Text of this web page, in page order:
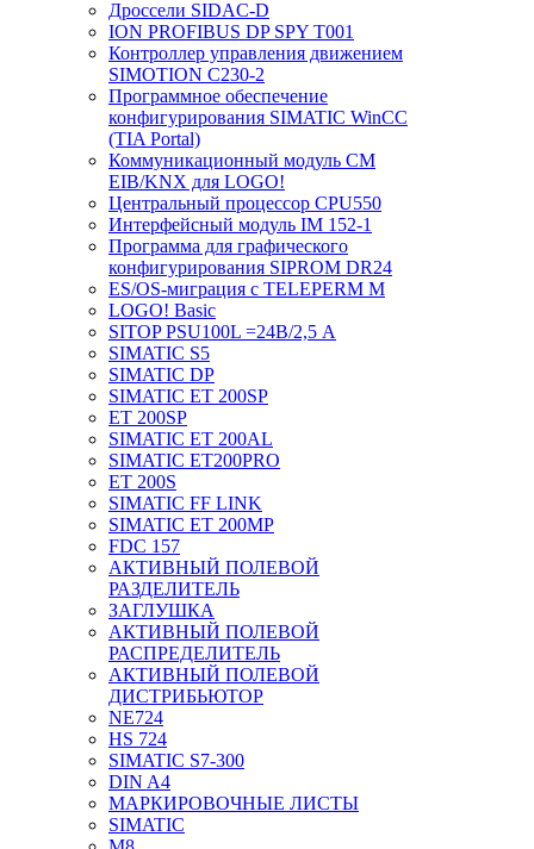
Дроссели SIDAC-D
ION PROFIBUS DP SPY T001
Контроллер управления движением
SIMOTION C230-2
Программное обеспечение
конфигурирования SIMATIC WinCC
(TIA Portal)
Коммуникационный модуль CM
EIB/KNX для LOGO!
Центральный процессор CPU550
Интерфейсный модуль IM 152-1
Программа для графического
конфигурирования SIPROM DR24
ES/OS-миграция с TELEPERM M
LOGO! Basic
SITOP PSU100L =24В/2,5 A
SIMATIC S5
SIMATIC DP
SIMATIC ET 200SP
ET 200SP
SIMATIC ET 200AL
SIMATIC ET200PRO
ET 200S
SIMATIC FF LINK
SIMATIC ET 200MP
FDC 157
АКТИВНЫЙ ПОЛЕВОЙ
РАЗДЕЛИТЕЛЬ
ЗАГЛУШКА
АКТИВНЫЙ ПОЛЕВОЙ
РАСПРЕДЕЛИТЕЛЬ
АКТИВНЫЙ ПОЛЕВОЙ
ДИСТРИБЬЮТОР
NE724
HS 724
SIMATIC S7-300
DIN A4
МАРКИРОВОЧНЫЕ ЛИСТЫ
SIMATIC